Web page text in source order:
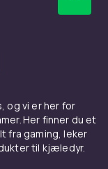
og vi er her for
Her finner du et
fra gaming, leker
til kjæledyr.